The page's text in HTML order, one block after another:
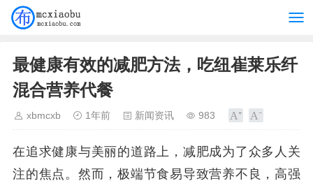
最健康有效的减肥方法，吃纽崔莱乐纤
混合营养代餐
xbmcxb 1年前 新闻资讯 983
在追求健康与美丽的道路上，减肥成为了众多人关
注的焦点。然而，极端节食易导致营养不良，高强